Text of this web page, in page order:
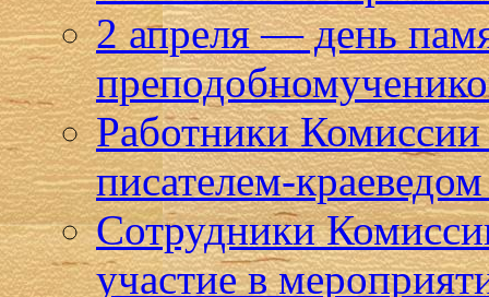
2 апреля — день
Работники Комиссии
писателем-
Сотрудники
участие в